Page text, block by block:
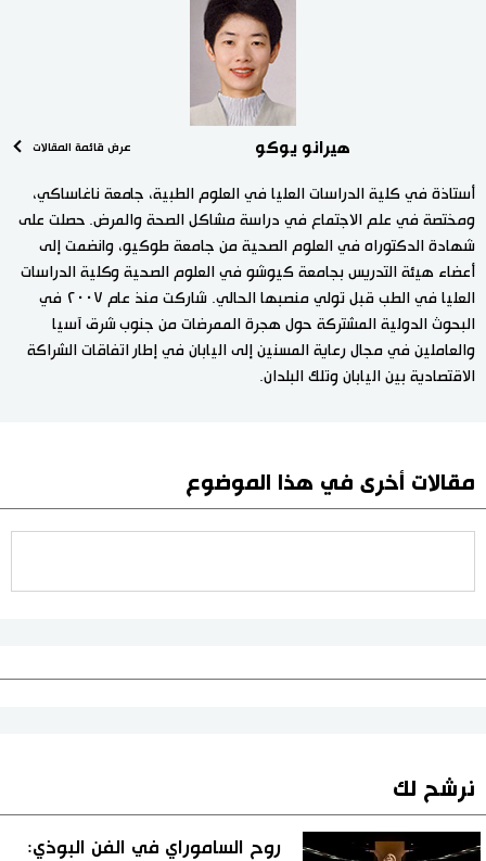
هيرانو يوكو عرض قائمة المقالات
أستاذة في كلية الدراسات العليا في العلوم الطبية، جامعة ناغاساكي،
ومختصة في علم الاجتماع في دراسة مشاكل الصحة والمرض. حصلت على
شهادة الدكتوراه في العلوم الصحية من جامعة طوكيو، وانضمت إلى
أعضاء هيئة التدريس بجامعة كيوشو في العلوم الصحية وكلية الدراسات
العليا في الطب قبل تولي منصبها الحالي. شاركت منذ عام ٢٠٠٧ في
البحوث الدولية المشتركة حول هجرة الممرضات من جنوب شرق آسيا
والعاملين في مجال رعاية المسنين إلى اليابان في إطار اتفاقات الشراكة
الاقتصادية بين اليابان وتلك البلدان.
مقالات أخرى في هذا الموضوع
نرشح لك
روح الساموراي في الفن البوذي: